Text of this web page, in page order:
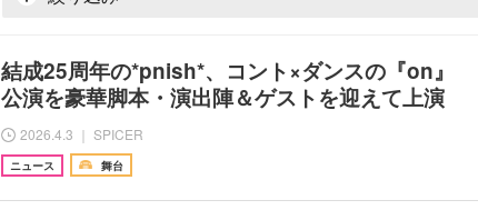
結成25周年の*pnish*、コント×ダンスの『on』
公演を豪華脚本・演出陣＆ゲストを迎えて上演
2026.4.3 ｜ SPICER
ニュース 舞台